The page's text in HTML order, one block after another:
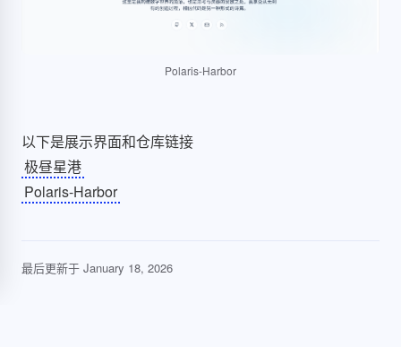
Polaris-Harbor
以下是展示界面和仓库链接
极昼星港
Polaris-Harbor
最后更新于 January 18, 2026